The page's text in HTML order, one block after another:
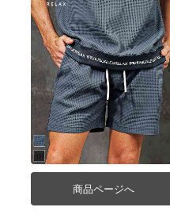
商品ページへ